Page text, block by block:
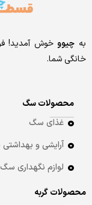
به چیوو خوش آمدید!
خانگی شما.
محصولات سگ
غذای سگ
آرایشی و
لوازم نگهداری سگ
محصولات گربه